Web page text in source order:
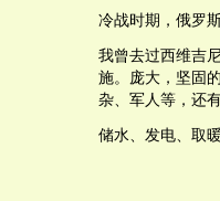
冷战时期，俄罗
我曾去过西维吉
施。庞大，坚固
杂、军人等，还
储水、发电、取